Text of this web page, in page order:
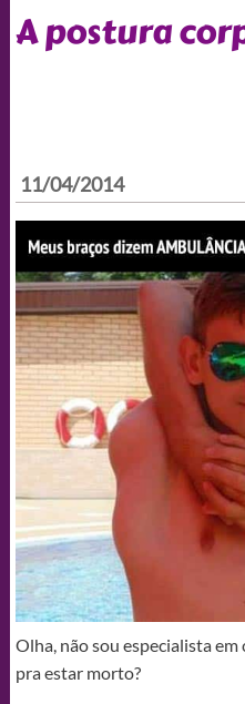
A postura
11/04/2014
Olha, não sou especialista em
pra estar morto?